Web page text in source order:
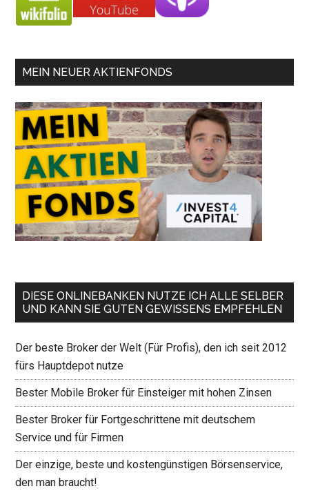
MEIN NEUER AKTIENFONDS
DIESE ONLINEBANKEN NUTZE ICH ALLE SELBER
UND KANN SIE GUTEN GEWISSENS EMPFEHLEN
Der beste Broker der Welt (Für Profis), den ich seit 2012
fürs Hauptdepot nutze
Bester Mobile Broker für Einsteiger mit hohen Zinsen
Bester Broker für Fortgeschrittene mit deutschem
Service und für Firmen
Der einzige, beste und kostengünstigen Börsenservice,
den man braucht!